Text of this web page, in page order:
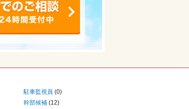
駐車監視員 (0)
幹部候補 (12)